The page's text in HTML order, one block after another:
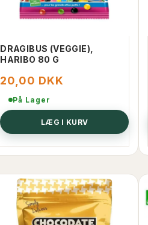
DRAGIBUS (VEGGIE),
HARIBO 80 G
20,00 DKK
På Lager
LÆG I KURV